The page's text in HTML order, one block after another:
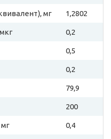
мг 1,2802
0,2
0,5
0,2
79,9
200
0,4